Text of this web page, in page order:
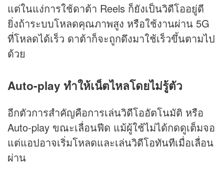
แต่ในแง่การใช้ดาต้า Reels ก็ยังเป็นวิดีโออยู่ดี
ยิ่งถ้าระบบโหลดคุณภาพสูง หรือใช้งานผ่าน 5G
ที่โหลดได้เร็ว ดาต้าก็จะถูกดึงมาใช้เร็วขึ้นตามไป
ด้วย
Auto-play ทำให้เน็ตไหลโดยไม่รู้ตัว
อีกตัวการสำคัญคือการเล่นวิดีโออัตโนมัติ หรือ
Auto-play ขณะเลื่อนฟีด แม้ผู้ใช้ไม่ได้กดดูเต็มจอ
แต่แอปอาจเริ่มโหลดและเล่นวิดีโอทันทีเมื่อเลื่อน
ผ่าน